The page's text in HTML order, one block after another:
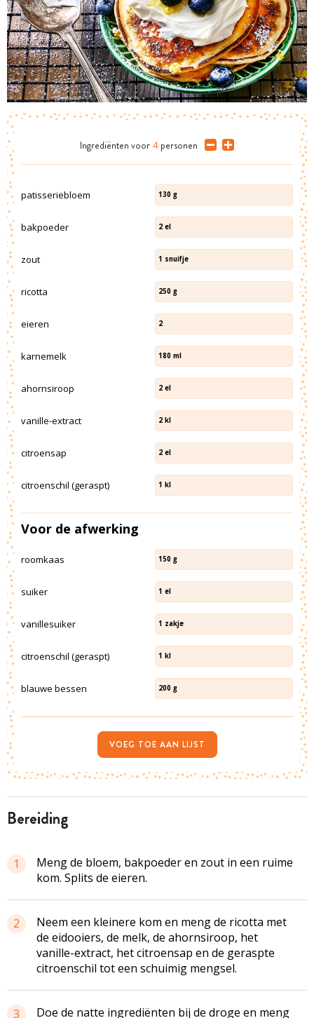
bereiding
1
Meng de bloem, bakpoeder en zout in een ruime
kom. Splits de eieren.
2
Neem een kleinere kom en meng de ricotta met
de eidooiers, de melk, de ahornsiroop, het
vanille-extract, het citroensap en de geraspte
citroenschil tot een schuimig mengsel.
3 Doe de natte ingrediënten bij de droge en meng
Ingrediënten voor 4 personen
patisseriebloem 130 g
bakpoeder 2 el
zout 1 snuifje
ricotta 250 g
eieren 2
karnemelk 180 ml
ahornsiroop 2 el
vanille-extract 2 kl
citroensap 2 el
citroenschil (geraspt) 1 kl
Voor de afwerking
roomkaas 150 g
suiker 1 el
vanillesuiker 1 zakje
citroenschil (geraspt) 1 kl
blauwe bessen 200 g
VOEG TOE AAN LIJST